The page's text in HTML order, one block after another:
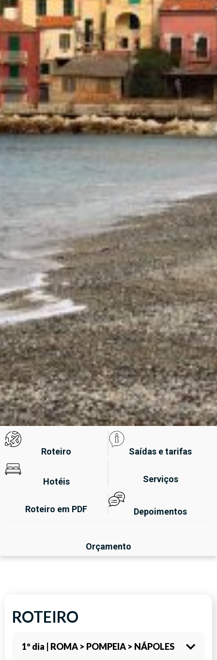
Roteiro Saídas e tarifas
Hotéis Serviços
Roteiro em PDF Depoimentos
Orçamento
ROTEIRO
1º dia | ROMA > POMPEIA > NÁPOLES